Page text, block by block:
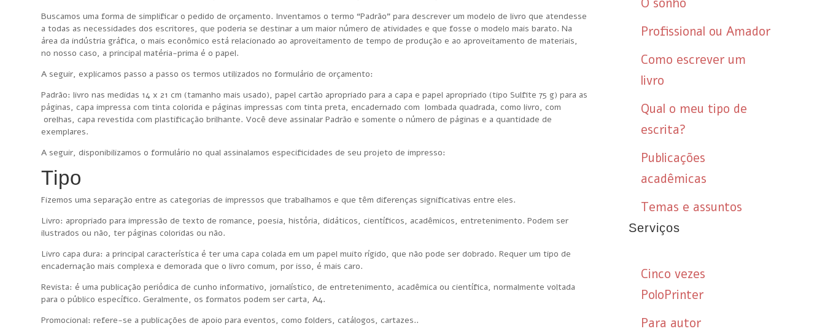
Buscamos uma forma de simplificar o pedido de orçamento. Inventamos o termo “Padrão” para descrever um modelo de livro que atendesse
a todas as necessidades dos escritores, que poderia se destinar a um maior número de atividades e que fosse o modelo mais barato. Na
área da indústria gráfica, o mais econômico está relacionado ao aproveitamento de tempo de produção e ao aproveitamento de materiais,
no nosso caso, a principal matéria-prima é o papel.
A seguir, explicamos passo a passo os termos utilizados no formulário de orçamento:
Padrão: livro nas medidas 14 x 21 cm (tamanho mais usado), papel cartão apropriado para a capa e papel apropriado (tipo Sulfite 75 g) para as
páginas, capa impressa com tinta colorida e páginas impressas com tinta preta, encadernado com lombada quadrada, como livro, com
orelhas, capa revestida com plastificação brilhante. Você deve assinalar Padrão e somente o número de páginas e a quantidade de
exemplares.
A seguir, disponibilizamos o formulário no qual assinalamos especificidades de seu projeto de impresso:
Tipo
Fizemos uma separação entre as categorias de impressos que trabalhamos e que têm diferenças significativas entre eles.
Livro: apropriado para impressão de texto de romance, poesia, história, didáticos, científicos, acadêmicos, entretenimento. Podem ser
ilustrados ou não, ter páginas coloridas ou não.
Livro capa dura: a principal característica é ter uma capa colada em um papel muito rígido, que não pode ser dobrado. Requer um tipo de
encadernação mais complexa e demorada que o livro comum, por isso, é mais caro.
Revista: é uma publicação periódica de cunho informativo, jornalístico, de entretenimento, acadêmica ou científica, normalmente voltada
para o público específico. Geralmente, os formatos podem ser carta, A4.
Promocional: refere-se a publicações de apoio para eventos, como folders, catálogos, cartazes..
O sonho
Profissional ou Amador
Como escrever um
livro
Qual o meu tipo de
escrita?
Publicações
acadêmicas
Temas e assuntos
Serviços
Cinco vezes
PoloPrinter
Para autor